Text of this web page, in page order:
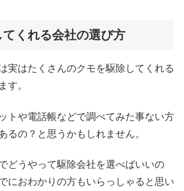
くれる会社の選び方
実はたくさんのクモを駆除してくれる
す。
トや電話帳などで調べてみた事ない方
るの？と思うかもしれません。
どうやって駆除会社を選べばいいの
におわかりの方もいらっしゃると思い